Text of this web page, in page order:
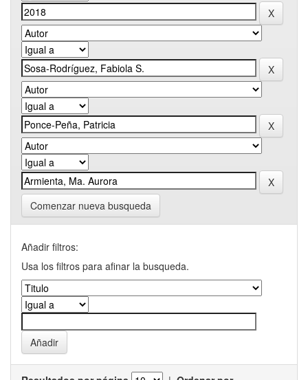
Comenzar nueva busqueda
Añadir filtros:
Usa los filtros para afinar la busqueda.